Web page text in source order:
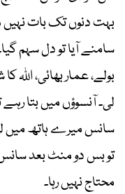
بہت دنوں تک بات نہیں
سامنے آیا تو دل سہم
بولے، عمار بھائی، اللہ
لی۔ آنسوؤں میں بتا
سانس میرے ہاتھ میں
تو بس دو منٹ بعد
محتاج نہیں رہا۔